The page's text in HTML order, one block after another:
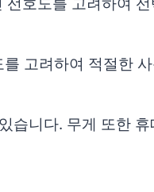
고려하여 적절한
습니다. 무게 또한 휴